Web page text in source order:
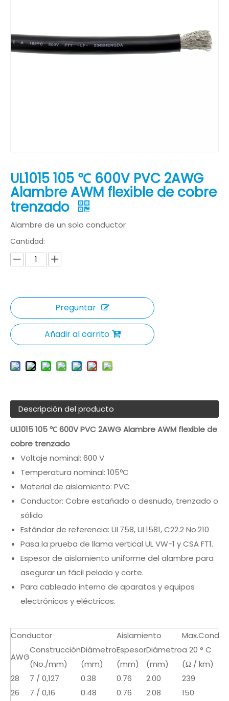
UL1015 105 ℃ 600V PVC 2AWG
Alambre AWM flexible de cobre
trenzado
Alambre de un solo conductor
Cantidad:
Preguntar
Añadir al carrito
Descripción del producto
UL1015 105 ℃ 600V PVC 2AWG Alambre AWM flexible de
cobre trenzado
Voltaje nominal: 600 V
Temperatura nominal: 105ºC
Material de aislamiento: PVC
Conductor: Cobre estañado o desnudo, trenzado o
sólido
Estándar de referencia: UL758, UL1581, C22.2 No.210
Pasa la prueba de llama vertical UL VW-1 y CSA FT1.
Espesor de aislamiento uniforme del alambre para
asegurar un fácil pelado y corte.
Para cableado interno de aparatos y equipos
electrónicos y eléctricos.
Conductor Aislamiento
a 20 ° C
(Ω / km)
AWG
Construcción
(No./mm)
Diámetro
(mm)
Espesor
(mm)
Diámetro
(mm)
28
7 / 0,127 0.38 0.76 2.00
239
26
7 / 0,16 0.48 0.76 2.08
150